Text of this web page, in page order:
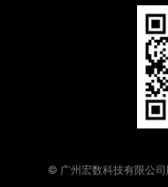
© 广州宏数科技有限公